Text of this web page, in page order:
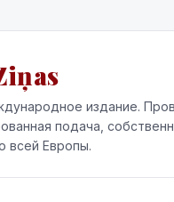
издание.
подача,
всей Европы.